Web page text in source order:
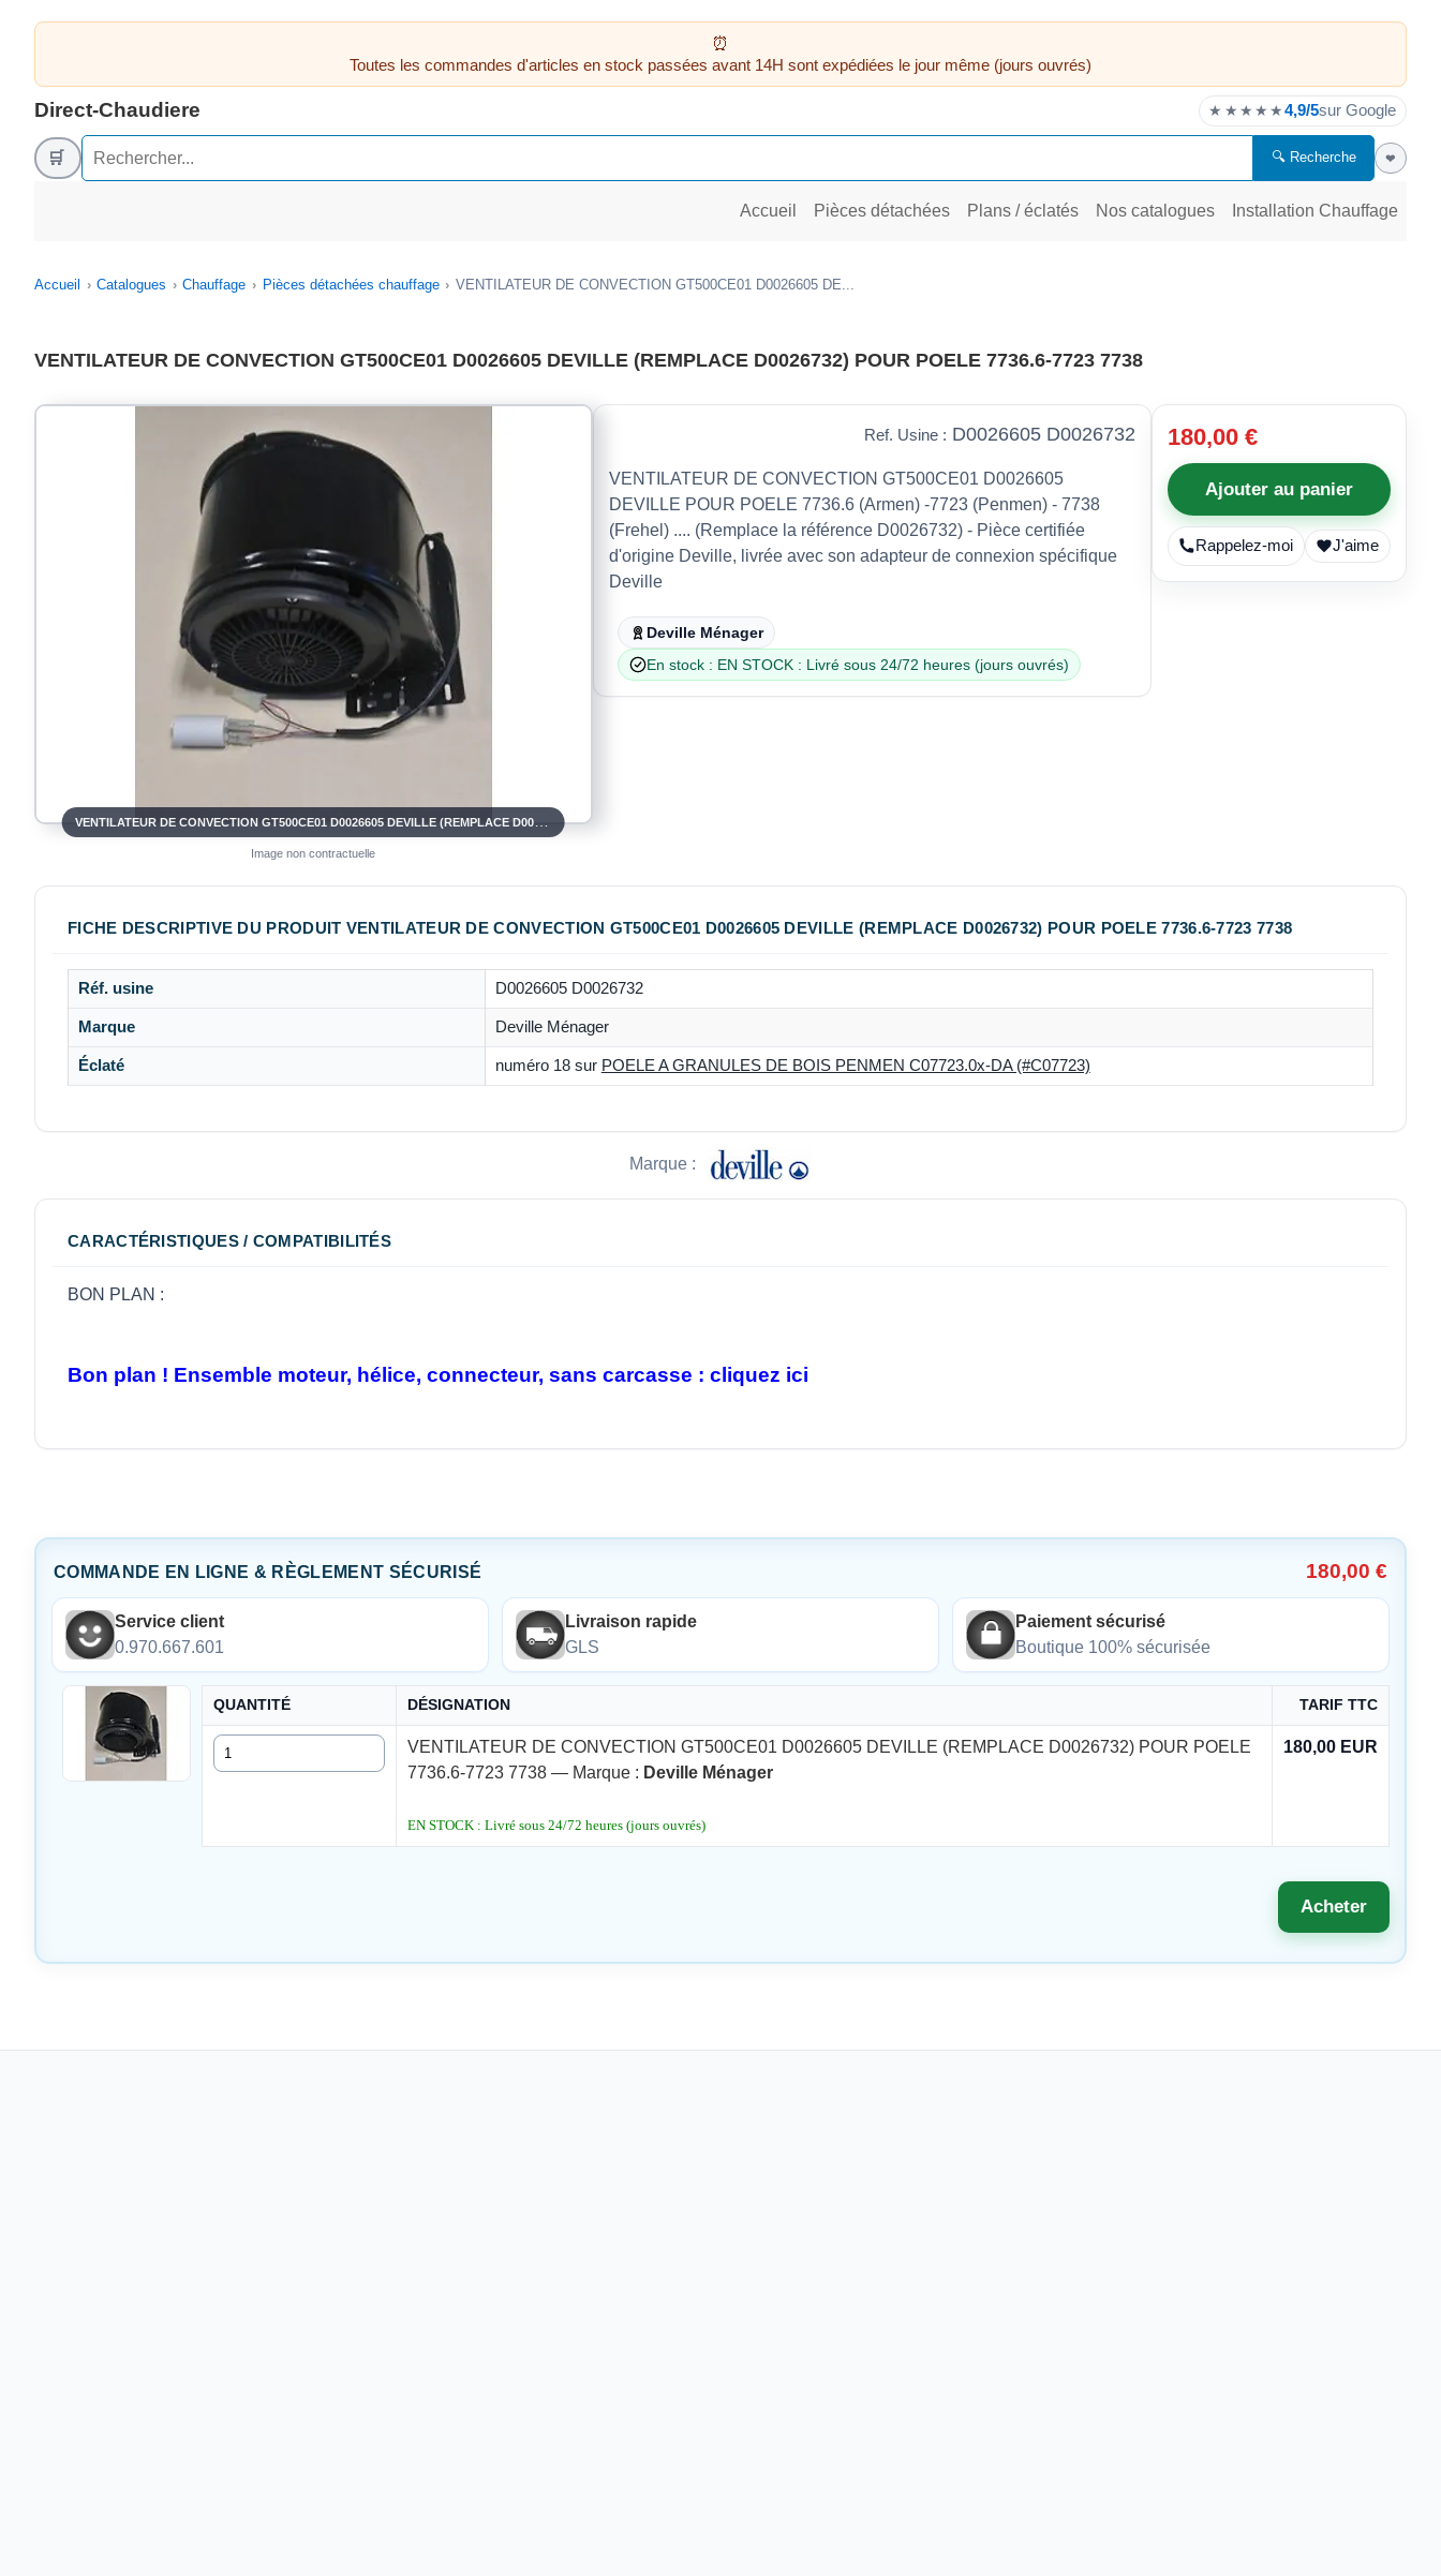
Toutes les commandes d'articles en stock passées avant 14H sont expédiées le jour même (jours ouvrés)
Direct-Chaudiere ★★★★★4,9/5sur Google
🛒 🔍 Recherche ❤
Accueil Pièces détachées Plans / éclatés Nos catalogues Installation Chauffage
Accueil Catalogues Chauffage Pièces détachées chauffage VENTILATEUR DE CONVECTION GT500CE01 D0026605 DE...
VENTILATEUR DE CONVECTION GT500CE01 D0026605 DEVILLE (REMPLACE D0026732) POUR POELE 7736.6-7723 7738
Image non contractuelle
Ref. Usine : D0026605 D0026732
VENTILATEUR DE CONVECTION GT500CE01 D0026605
DEVILLE POUR POELE 7736.6 (Armen) -7723 (Penmen) - 7738
(Frehel) .... (Remplace la référence D0026732) - Pièce certifiée
d'origine Deville, livrée avec son adapteur de connexion spécifique
Deville
Deville Ménager
En stock : EN STOCK : Livré sous 24/72 heures (jours ouvrés)
180,00 €
Ajouter au panier
Rappelez-moi J'aime
FICHE DESCRIPTIVE DU PRODUIT VENTILATEUR DE CONVECTION GT500CE01 D0026605 DEVILLE (REMPLACE D0026732) POUR POELE 7736.6-7723 7738
Réf. usine D0026605 D0026732
Marque Deville Ménager
Éclaté numéro 18 sur POELE A GRANULES DE BOIS PENMEN C07723.0x-DA (#C07723)
Marque :
CARACTÉRISTIQUES / COMPATIBILITÉS
BON PLAN :
Bon plan ! Ensemble moteur, hélice, connecteur, sans carcasse : cliquez ici
COMMANDE EN LIGNE & RÈGLEMENT SÉCURISÉ 180,00 €
Service client
0.970.667.601
Livraison rapide
GLS
Paiement sécurisé
Boutique 100% sécurisée
QUANTITÉ DÉSIGNATION TARIF TTC
Quantité
VENTILATEUR DE CONVECTION GT500CE01 D0026605 DEVILLE (REMPLACE D0026732) POUR POELE
7736.6-7723 7738 — Marque : Deville Ménager
EN STOCK : Livré sous 24/72 heures (jours ouvrés)
180,00 EUR
Acheter